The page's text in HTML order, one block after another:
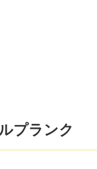
プランク